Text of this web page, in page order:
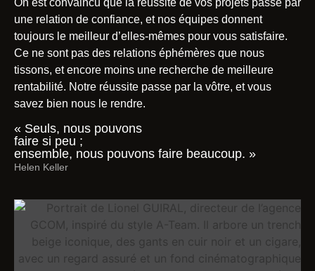
une relation de confiance, et nos équipes donnent
toujours le meilleur d’elles-mêmes pour vous satisfaire.
Ce ne sont pas des relations éphémères que nous
tissons, et encore moins une recherche de meilleure
rentabilité. Notre réussite passe par la vôtre, et vous
savez bien nous le rendre.
« Seuls, nous pouvons
faire si peu ;
ensemble, nous pouvons faire beaucoup. »
Helen Keller